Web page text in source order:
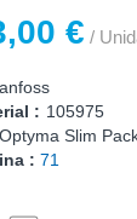
€ /
: 105975
Optyma Slim
: 71